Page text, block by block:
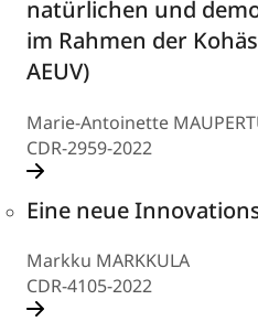
natürlichen und
im Rahmen der
AEUV)
Marie-Antoinette
CDR-2959-2022
Eine neue
Markku MARKKULA
CDR-4105-2022